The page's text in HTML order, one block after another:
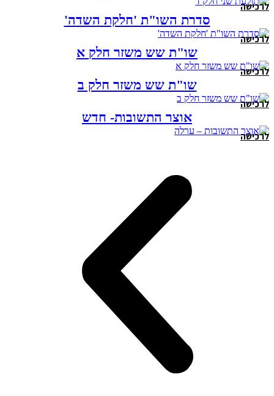
לרכישה
סדרת השו"ת 'חלקת השדה'
לרכישה
שו"ת שש משזר חלק א
לרכישה
שו"ת שש משזר חלק ב
לרכישה
אוצר התשובות- חדש
לרכישה